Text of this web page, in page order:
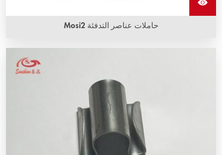
حاملات عناصر التدفئة Mosi2